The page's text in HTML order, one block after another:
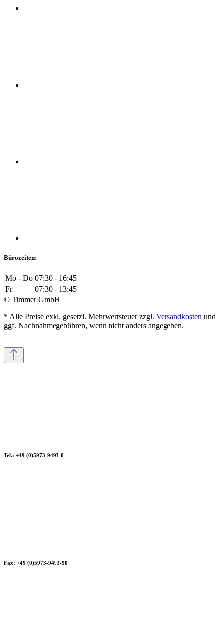
Bürozeiten:
Mo - Do 07:30 - 16:45
Fr
07:30 - 13:45
© Timmer GmbH
* Alle Preise exkl. gesetzl. Mehrwertsteuer zzgl. Versandkosten und
ggf. Nachnahmegebühren, wenn nicht anders angegeben.
Tel.: +49 (0)5973-9493-0
Fax: +49 (0)5973-9493-90